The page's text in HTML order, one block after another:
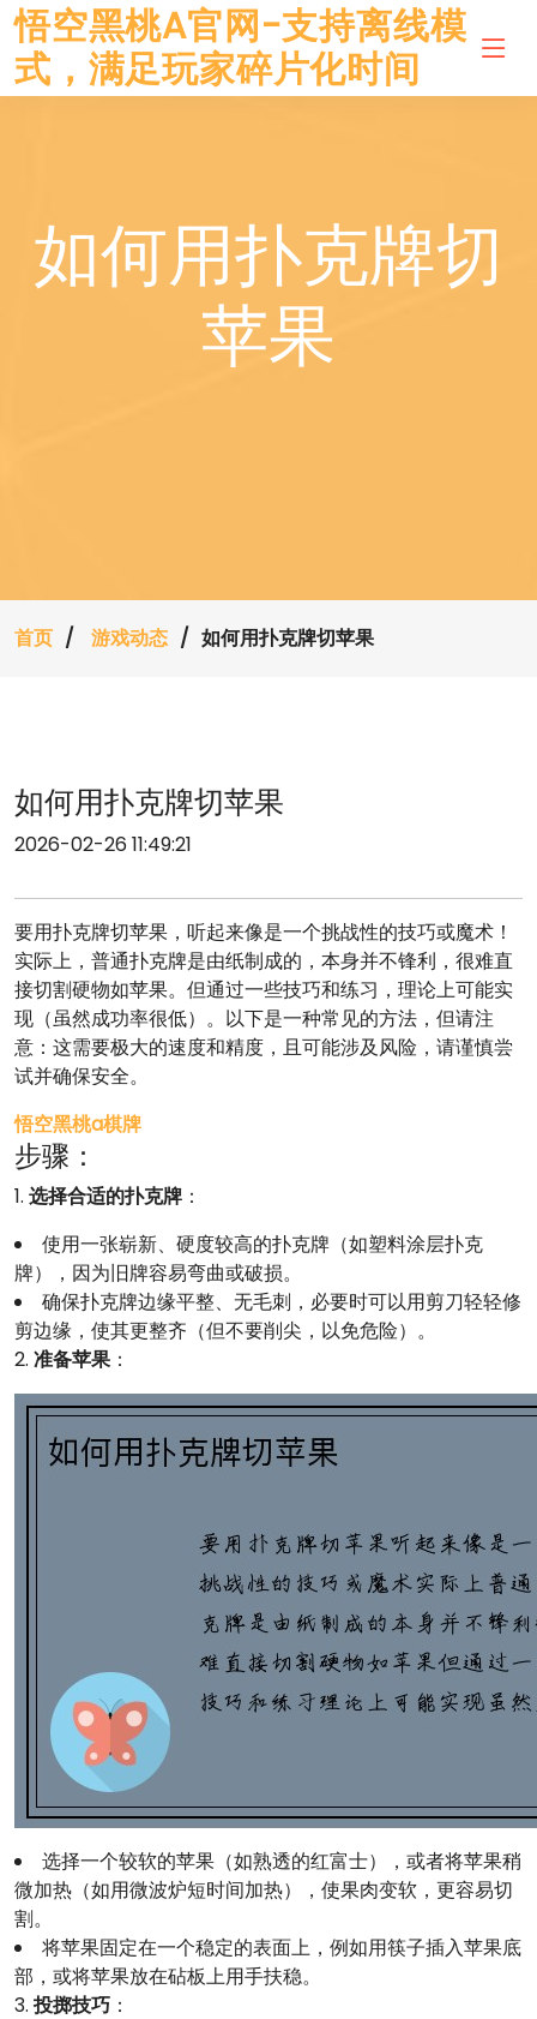
悟空黑桃A官网-支持离线模
式，满足玩家碎片化时间
如何用扑克牌切
苹果
首页 游戏动态 如何用扑克牌切苹果
如何用扑克牌切苹果
2026-02-26 11:49:21
要用扑克牌切苹果，听起来像是一个挑战性的技巧或魔术！
实际上，普通扑克牌是由纸制成的，本身并不锋利，很难直
接切割硬物如苹果。但通过一些技巧和练习，理论上可能实
现（虽然成功率很低）。以下是一种常见的方法，但请注
意：这需要极大的速度和精度，且可能涉及风险，请谨慎尝
试并确保安全。
悟空黑桃a棋牌
步骤：
1. 选择合适的扑克牌 ：
使用一张崭新、硬度较高的扑克牌（如塑料涂层扑克
牌），因为旧牌容易弯曲或破损。
确保扑克牌边缘平整、无毛刺，必要时可以用剪刀轻轻修
剪边缘，使其更整齐（但不要削尖，以免危险）。
2. 准备苹果 ：
选择一个较软的苹果（如熟透的红富士），或者将苹果稍
微加热（如用微波炉短时间加热），使果肉变软，更容易切
割。
将苹果固定在一个稳定的表面上，例如用筷子插入苹果底
部，或将苹果放在砧板上用手扶稳。
3. 投掷技巧 ：